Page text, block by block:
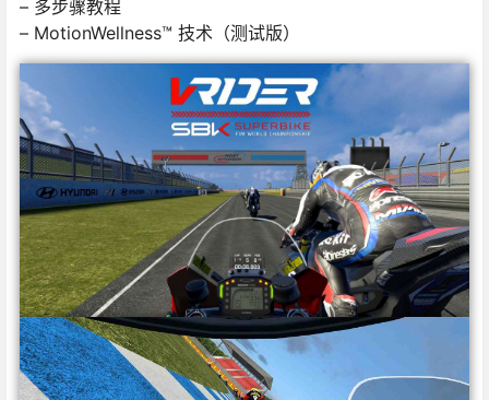
– 多步骤教程
– MotionWellness™ 技术（测试版）